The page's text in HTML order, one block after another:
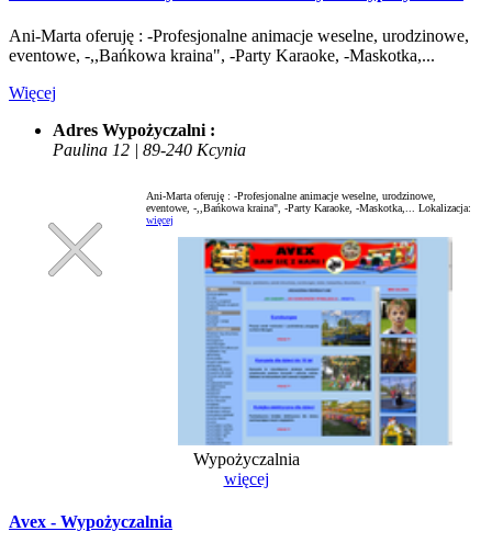
Ani-Marta oferuję : -Profesjonalne animacje weselne, urodzinowe,
eventowe, -,,Bańkowa kraina", -Party Karaoke, -Maskotka,...
Więcej
Adres Wypożyczalni :
Paulina 12 | 89-240 Kcynia
Ani-Marta oferuję : -Profesjonalne animacje weselne, urodzinowe,
eventowe, -,,Bańkowa kraina", -Party Karaoke, -Maskotka,... Lokalizacja:
więcej
Wypożyczalnia
więcej
Avex - Wypożyczalnia